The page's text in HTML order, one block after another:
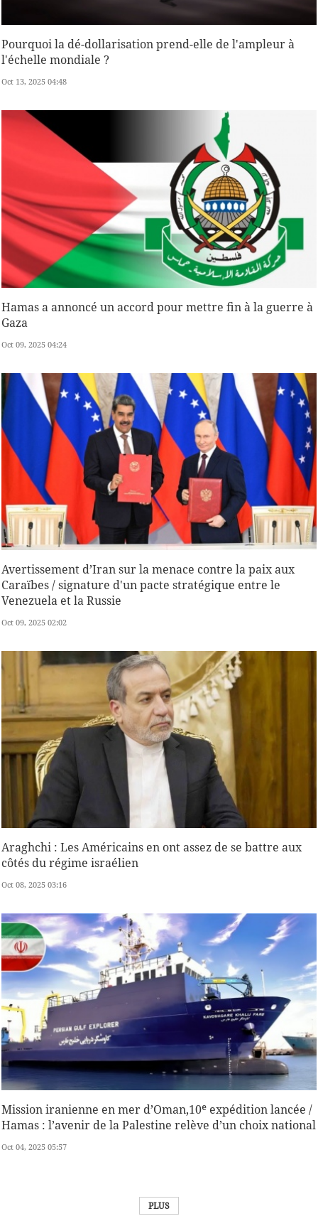
Pourquoi la dé-dollarisation prend-elle de l'ampleur à
l'échelle mondiale ?
Oct 13, 2025 04:48
Hamas a annoncé un accord pour mettre fin à la guerre à
Gaza
Oct 09, 2025 04:24
Avertissement d’Iran sur la menace contre la paix aux
Caraïbes / signature d'un pacte stratégique entre le
Venezuela et la Russie
Oct 09, 2025 02:02
Araghchi : Les Américains en ont assez de se battre aux
côtés du régime israélien
Oct 08, 2025 03:16
Mission iranienne en mer d’Oman,10ᵉ expédition lancée /
Hamas : l’avenir de la Palestine relève d’un choix national
Oct 04, 2025 05:57
PLUS